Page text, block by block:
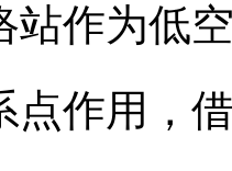
站作为低
点作用，